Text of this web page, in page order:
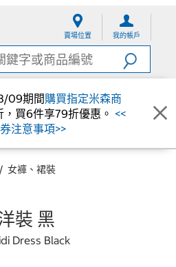
賣場位置 我的帳戶
09期間購買指定米森商
，買6件享79折優惠。 <<
注意事項>>
女褲、裙裝
裝 黑
Dress Black